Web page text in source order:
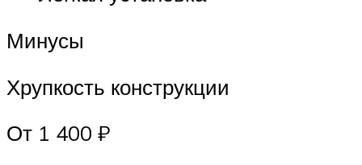
Минусы
Хрупкость конструкции
От 1 400 ₽